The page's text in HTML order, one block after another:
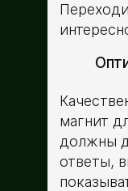
магнит
должны
ответы,